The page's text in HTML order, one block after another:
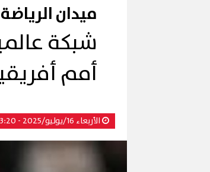
ميدان الرياضة
شبكة
أمم
الأربعاء 16/يوليو/2025 - 03:20 م